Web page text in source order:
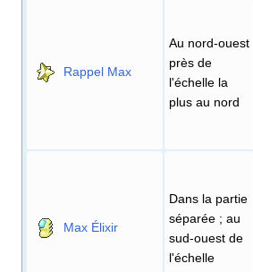
Rappel Max
Au nord-ouest
près de
l'échelle la
plus au nord
Max Élixir
Dans la partie
séparée ; au
sud-ouest de
l'échelle